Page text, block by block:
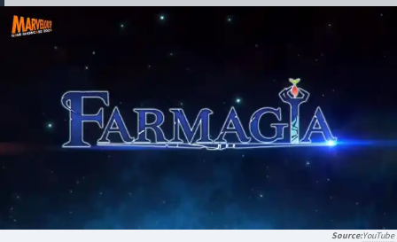
YouTube